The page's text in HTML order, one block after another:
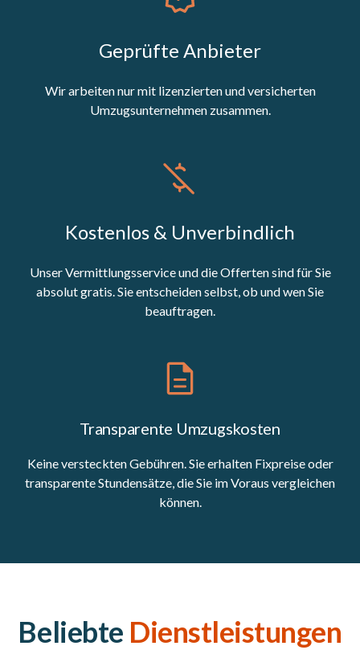
Geprüfte Anbieter
Wir arbeiten nur mit lizenzierten und versicherten
Umzugsunternehmen zusammen.
Kostenlos & Unverbindlich
Unser Vermittlungsservice und die Offerten sind für Sie
absolut gratis. Sie entscheiden selbst, ob und wen Sie
beauftragen.
Transparente Umzugskosten
Keine versteckten Gebühren. Sie erhalten Fixpreise oder
transparente Stundensätze, die Sie im Voraus vergleichen
können.
Beliebte Dienstleistungen